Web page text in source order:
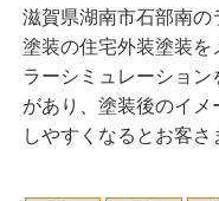
滋賀県湖南市石部南
塗装の住宅外装塗装を
ラーシミュレーショ
があり、塗装後のイ
しやすくなるとお客さ